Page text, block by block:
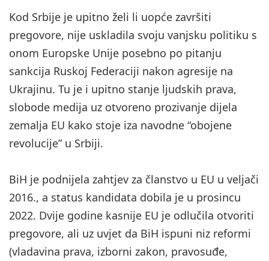
Kod Srbije je upitno želi li uopće završiti
pregovore, nije uskladila svoju vanjsku politiku s
onom Europske Unije posebno po pitanju
sankcija Ruskoj Federaciji nakon agresije na
Ukrajinu. Tu je i upitno stanje ljudskih prava,
slobode medija uz otvoreno prozivanje dijela
zemalja EU kako stoje iza navodne “obojene
revolucije” u Srbiji.
BiH je podnijela zahtjev za članstvo u EU u veljači
2016., a status kandidata dobila je u prosincu
2022. Dvije godine kasnije EU je odlučila otvoriti
pregovore, ali uz uvjet da BiH ispuni niz reformi
(vladavina prava, izborni zakon, pravosuđe,